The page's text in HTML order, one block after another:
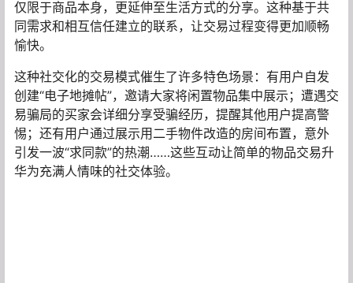
仅限于商品本身，更延伸至生活方式的分享。这种基于共
同需求和相互信任建立的联系，让交易过程变得更加顺畅
愉快。
这种社交化的交易模式催生了许多特色场景：有用户自发
创建“电子地摊帖”，邀请大家将闲置物品集中展示；遭遇交
易骗局的买家会详细分享受骗经历，提醒其他用户提高警
惕；还有用户通过展示用二手物件改造的房间布置，意外
引发一波“求同款”的热潮……这些互动让简单的物品交易升
华为充满人情味的社交体验。